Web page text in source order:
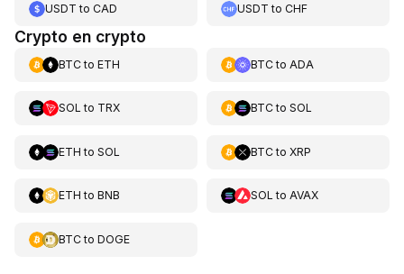
USDT to CAD USDT toCHF
Crypto en crypto
BTCto ETH BTCto ADA
SOL to TRX BTCto SOL
ETH to SOL BTCto XRP
ETH to BNB SOL to AVAX
BTCto DOGE